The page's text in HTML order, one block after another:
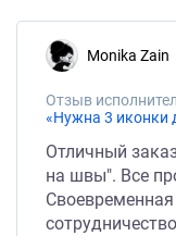
Monika Zain
Отзыв
«Нужна 3 иконки
Отличный
на швы". Все